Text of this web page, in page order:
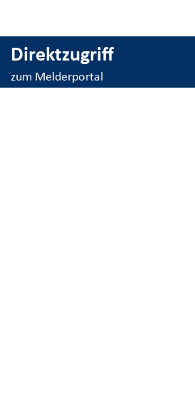
Direktzugriff
zum Melderportal